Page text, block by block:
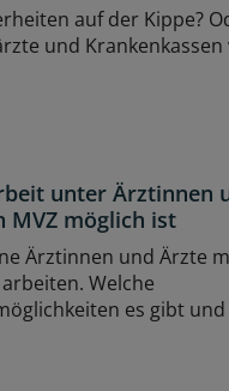
auf der Kippe?
und
unter Ärztinnen
MVZ möglich ist
Ärztinnen und Ärzte
Welche
es gibt